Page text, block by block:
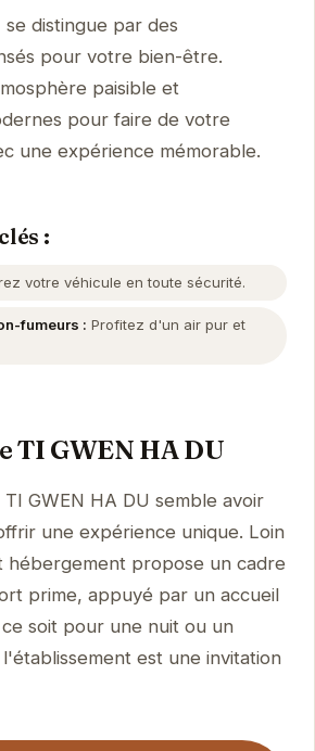
se distingue par des
pour votre bien-être.
paisible et
pour faire de votre
une expérience mémorable.
:
votre véhicule en toute sécurité.
fumeurs : Profitez d'un air pur et
TI GWEN HA DU
GWEN HA DU semble avoir
une expérience unique. Loin
hébergement propose un cadre
prime, appuyé par un accueil
soit pour une nuit ou un
est une invitation